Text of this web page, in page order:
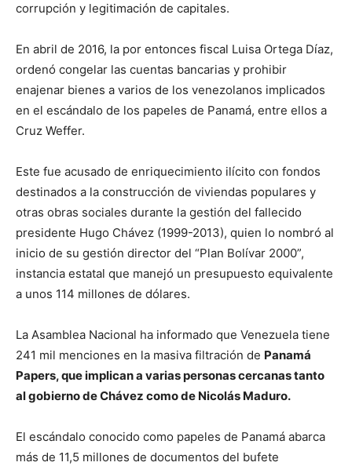
corrupción y legitimación de capitales.
En abril de 2016, la por entonces fiscal Luisa Ortega Díaz,
ordenó congelar las cuentas bancarias y prohibir
enajenar bienes a varios de los venezolanos implicados
en el escándalo de los papeles de Panamá, entre ellos a
Cruz Weffer.
Este fue acusado de enriquecimiento ilícito con fondos
destinados a la construcción de viviendas populares y
otras obras sociales durante la gestión del fallecido
presidente Hugo Chávez (1999-2013), quien lo nombró al
inicio de su gestión director del “Plan Bolívar 2000”,
instancia estatal que manejó un presupuesto equivalente
a unos 114 millones de dólares.
La Asamblea Nacional ha informado que Venezuela tiene
241 mil menciones en la masiva filtración de Panamá
Papers, que implican a varias personas cercanas tanto
al gobierno de Chávez como de Nicolás Maduro.
El escándalo conocido como papeles de Panamá abarca
más de 11,5 millones de documentos del bufete